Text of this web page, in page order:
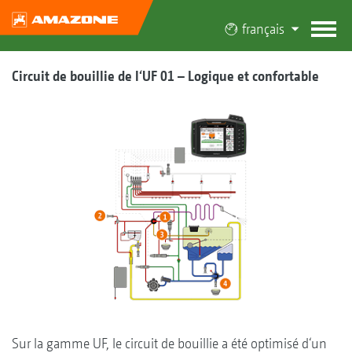
français
Circuit de bouillie de l‘UF 01 – Logique et confortable
Sur la gamme UF, le circuit de bouillie a été optimisé d‘un